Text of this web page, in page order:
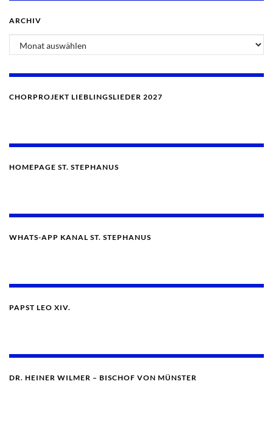
ARCHIV
Archiv
CHORPROJEKT LIEBLINGSLIEDER 2027
HOMEPAGE ST. STEPHANUS
WHATS-APP KANAL ST. STEPHANUS
PAPST LEO XIV.
DR. HEINER WILMER – BISCHOF VON MÜNSTER